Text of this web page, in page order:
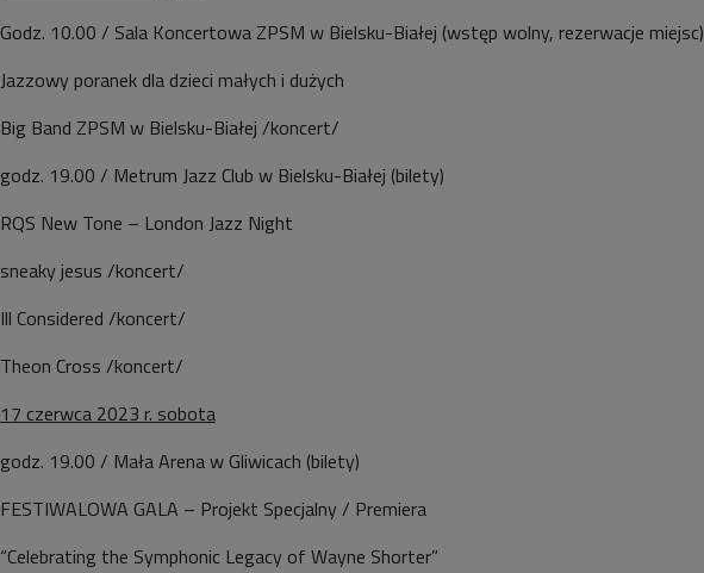
Godz. 10.00 / Sala Koncertowa ZPSM w Bielsku-Białej (wstęp wolny, rezerwacje miejsc)
Jazzowy poranek dla dzieci małych i dużych
Big Band ZPSM w Bielsku-Białej /koncert/
godz. 19.00 / Metrum Jazz Club w Bielsku-Białej (bilety)
RQS New Tone – London Jazz Night
sneaky jesus /koncert/
Ill Considered /koncert/
Theon Cross /koncert/
17 czerwca 2023 r. sobota
godz. 19.00 / Mała Arena w Gliwicach (bilety)
FESTIWALOWA GALA – Projekt Specjalny / Premiera
“Celebrating the Symphonic Legacy of Wayne Shorter”